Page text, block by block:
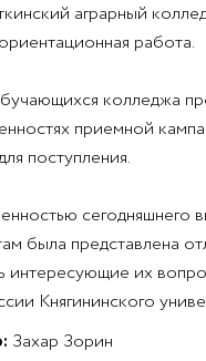
аграрный
работа.
колледжа
приемной
поступления.
сегодняшнего
была представлена
интересующие их
Княгининского
Захар Зорин